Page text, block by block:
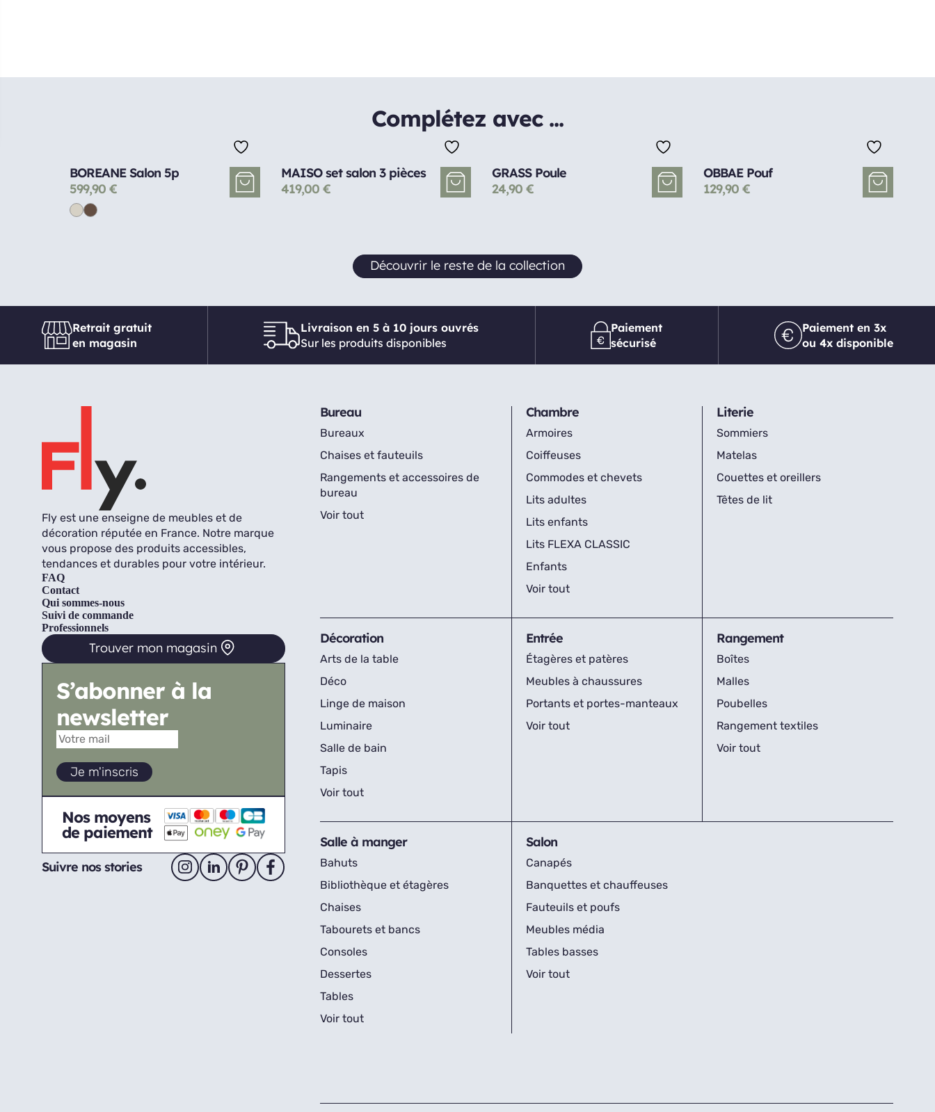
Complétez avec ...
BOREANE Salon 5p
599,90 €
MAISO set salon 3 pièces
419,00 €
GRASS Poule
24,90 €
OBBAE Pouf
129,90 €
Découvrir le reste de la collection
Retrait gratuit
en magasin
Livraison en 5 à 10 jours ouvrés
Sur les produits disponibles
Paiement
sécurisé
Paiement en 3x
ou 4x disponible
Fly est une enseigne de meubles et de
décoration réputée en France. Notre marque
vous propose des produits accessibles,
tendances et durables pour votre intérieur.
FAQ
Contact
Qui sommes-nous
Suivi de commande
Professionnels
Trouver mon magasin
S’abonner à la
newsletter
Nos moyens
de paiement
Suivre nos stories
Bureau
Bureaux
Chaises et fauteuils
Rangements et accessoires de
bureau
Voir tout
Chambre
Armoires
Coiffeuses
Commodes et chevets
Lits adultes
Lits enfants
Lits FLEXA CLASSIC
Enfants
Voir tout
Literie
Sommiers
Matelas
Couettes et oreillers
Têtes de lit
Décoration
Arts de la table
Déco
Linge de maison
Luminaire
Salle de bain
Tapis
Voir tout
Entrée
Étagères et patères
Meubles à chaussures
Portants et portes-manteaux
Voir tout
Rangement
Boîtes
Malles
Poubelles
Rangement textiles
Voir tout
Salle à manger
Bahuts
Bibliothèque et étagères
Chaises
Tabourets et bancs
Consoles
Dessertes
Tables
Voir tout
Salon
Canapés
Banquettes et chauffeuses
Fauteuils et poufs
Meubles média
Tables basses
Voir tout